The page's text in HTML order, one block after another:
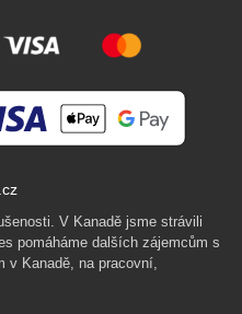
V Kanadě jsme strávili
pomáháme dalších zájemcům s
v Kanadě, na pracovní,